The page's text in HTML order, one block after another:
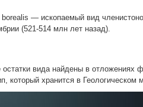
— ископаемый вид
(521-514 млн лет назад).
вида найдены в отложениях
который хранится в Геологическом